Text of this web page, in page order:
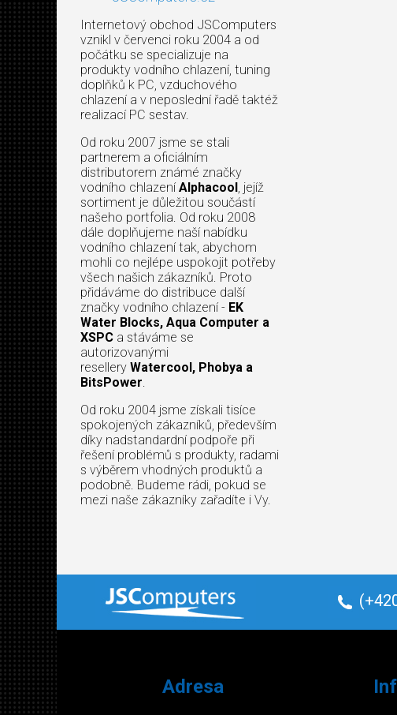
Internetový obchod JSComputers
vznikl v červenci roku 2004 a od
počátku se specializuje na
produkty vodního chlazení, tuning
doplňků k PC, vzduchového
chlazení a v neposlední řadě taktéž
realizací PC sestav.
Od roku 2007 jsme se stali
partnerem a oficiálním
distributorem známé značky
vodního chlazení Alphacool, jejíž
sortiment je důležitou součástí
našeho portfolia. Od roku 2008
dále doplňujeme naší nabídku
vodního chlazení tak, abychom
mohli co nejlépe uspokojit potřeby
všech našich zákazníků. Proto
přidáváme do distribuce další
značky vodního chlazení - EK
Water Blocks, Aqua Computer a
XSPC a stáváme se
autorizovanými
resellery Watercool, Phobya a
BitsPower.
Od roku 2004 jsme získali tisíce
spokojených zákazníků, především
díky nadstandardní podpoře při
řešení problémů s produkty, radami
s výběrem vhodných produktů a
podobně. Budeme rádi, pokud se
mezi naše zákazníky zařadíte i Vy.
Adresa